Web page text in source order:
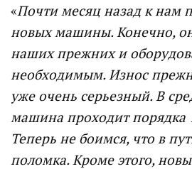
«Почти месяц назад к нам
новых машины. Конечно,
наших прежних и
необходимым. Износ
уже очень серьезный. В
машина проходит порядка
Теперь не боимся, что в
поломка. Кроме этого,